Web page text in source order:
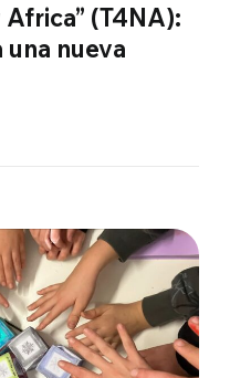
(T4NA):
nueva